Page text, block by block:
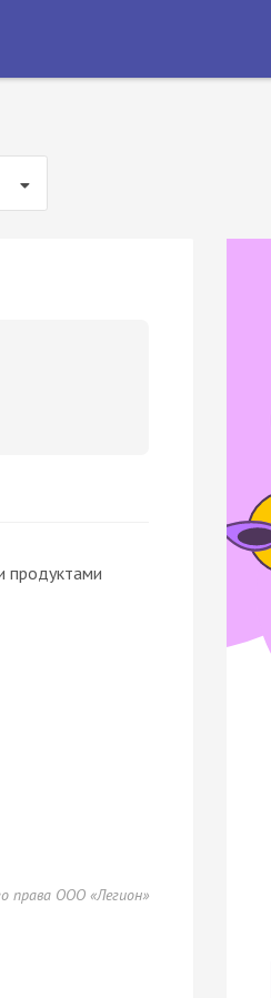
продуктами
права ООО «Легион»